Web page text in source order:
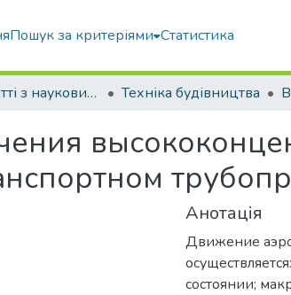
Пошук за критеріями Статистика
Вибрані статті з наукових збірників КНУБА Техніка будівництва
Анотація
Движение
состоянии;